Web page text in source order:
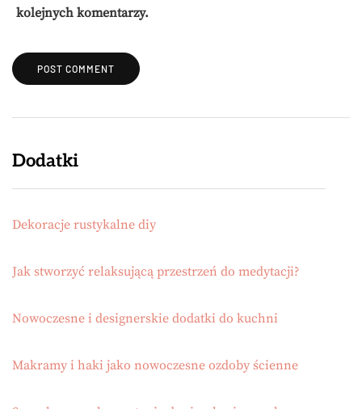
kolejnych komentarzy.
Dodatki
Dekoracje rustykalne diy
Jak stworzyć relaksującą przestrzeń do medytacji?
Nowoczesne i designerskie dodatki do kuchni
Makramy i haki jako nowoczesne ozdoby ścienne